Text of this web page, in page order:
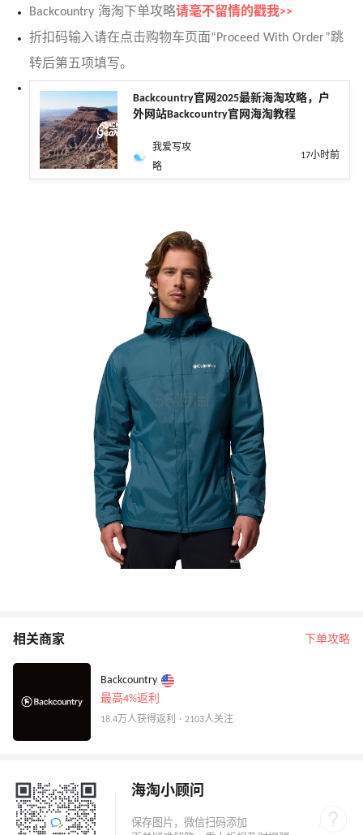
Backcountry 海淘下单攻略请毫不留情的戳我>>
折扣码输入请在点击购物车页面“Proceed With Order”跳
转后第五项填写。
Backcountry官网2025最新海淘攻略，户
外网站Backcountry官网海淘教程
我爱写攻
略
17小时前
相关商家 下单攻略
Backcountry
最高4%返利
18.4万人获得返利 · 2103人关注
海淘小顾问